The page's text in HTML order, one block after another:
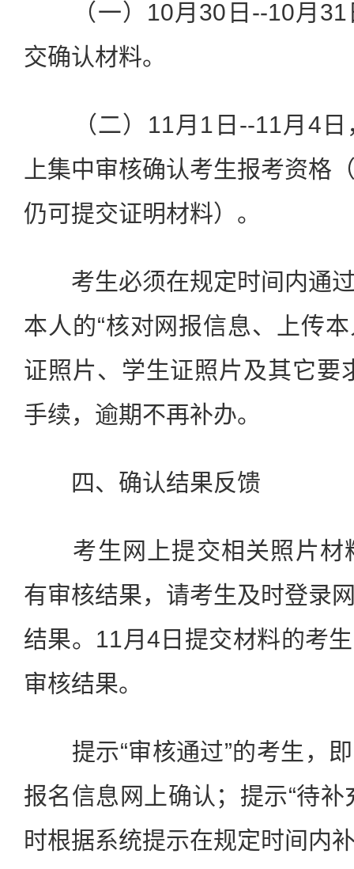
（一）10月30日--10月31
交确认材料。
（二）11月1日--11月4日
上集中审核确认考生报考资格
仍可提交证明材料）。
考生必须在规定时间内通过
本人的“核对网报信息、上传
证照片、学生证照片及其它要
手续，逾期不再补办。
四、确认结果反馈
考生网上提交相关照片材
有审核结果，请考生及时登录
结果。11月4日提交材料的考
审核结果。
提示“审核通过”的考生，即
报名信息网上确认；提示“待补
时根据系统提示在规定时间内